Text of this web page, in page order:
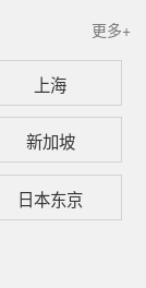
负债表中确认
区分：
更多+
上海
新加坡
日本东京